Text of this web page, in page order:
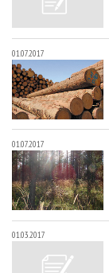
01.07.2017
01.07.2017
01.03.2017